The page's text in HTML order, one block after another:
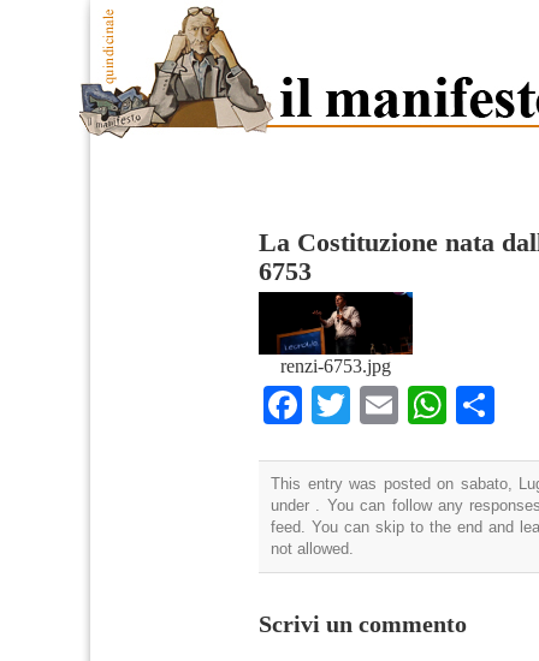
La Costituzione nata
6753
renzi-6753.jpg
Facebook
TwitterEmail
This entry was posted on sabato,
under . You can follow any
feed. You can skip to the end and
not allowed.
Scrivi un commento